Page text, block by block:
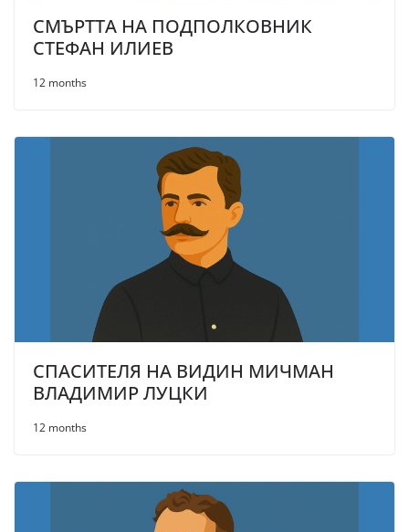
СМЪРТТА НА ПОДПОЛКОВНИК
СТЕФАН ИЛИЕВ
12 months
СПАСИТЕЛЯ НА ВИДИН МИЧМАН
ВЛАДИМИР ЛУЦКИ
12 months